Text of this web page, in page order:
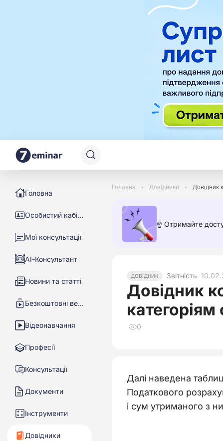
Головна
Особистий кабінет
Мої консультації
АІ-Консультант
Новини та статті
Безкоштовні вебінари
Відеонавчання
Професії
Консультації
Документи
Інструменти
Довідники
Головна Довідники Довідник
☝️ Отримайте
ДОВІДНИК Звітність
Довідник
категоріям
0
Далі наведена
Податкового
і сум утриманого з